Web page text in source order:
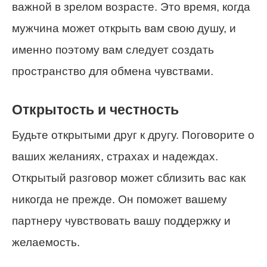
важной в зрелом возрасте. Это время, когда
мужчина может открыть вам свою душу, и
именно поэтому вам следует создать
пространство для обмена чувствами.
Открытость и честность
Будьте открытыми друг к другу. Поговорите о
ваших желаниях, страхах и надеждах.
Открытый разговор может сблизить вас как
никогда не прежде. Он поможет вашему
партнеру чувствовать вашу поддержку и
желаемость.